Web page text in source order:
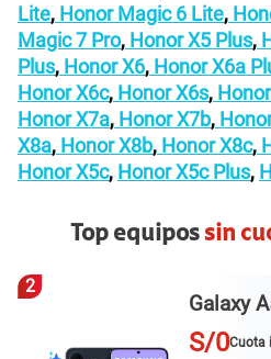
Lite, Honor Magic 6 Lite,
Magic 7 Pro, Honor X5 Plus,
Plus, Honor X6, Honor X6a
Honor X6c, Honor X6s,
Honor X7a, Honor X7b,
X8a, Honor X8b, Honor X8c,
Honor X5c, Honor X5c Plus,
Top equipossin
3
Redmi
S/0Cuota